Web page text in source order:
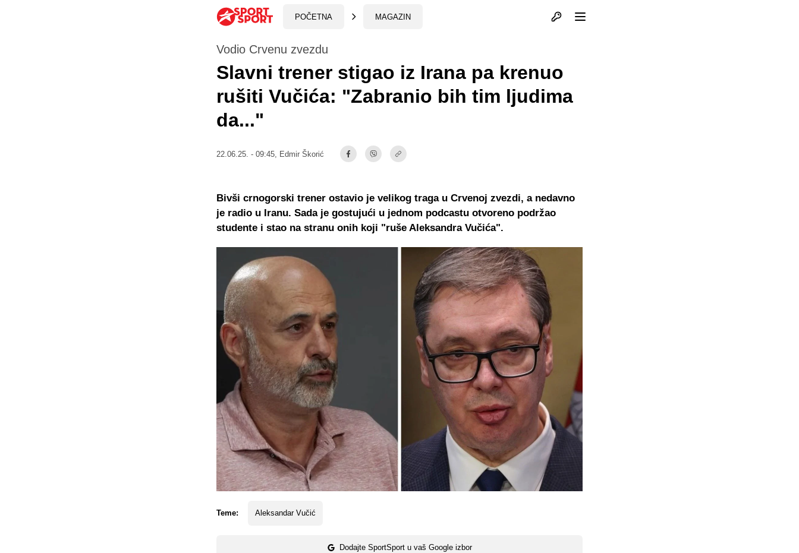
POČETNA MAGAZIN Otvori profil
Vodio Crvenu zvezdu
Slavni trener stigao iz Irana pa krenuo
rušiti Vučića: "Zabranio bih tim ljudima
da..."
22.06.25. - 09:45, Edmir Škorić
Teme: Aleksandar Vučić
Dodajte SportSport u vaš Google izbor
Bivši crnogorski trener ostavio je velikog traga u Crvenoj zvezdi, a nedavno
je radio u Iranu. Sada je gostujući u jednom podcastu otvoreno podržao
studente i stao na stranu onih koji "ruše Aleksandra Vučića".